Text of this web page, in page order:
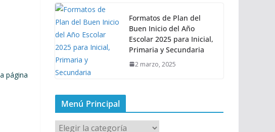
página
Formatos de Plan del
Buen Inicio del Año
Escolar 2025 para Inicial,
Primaria y Secundaria
2 marzo, 2025
Menú Principal
M